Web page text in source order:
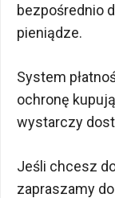
bezpośrednio
pieniądze.
System
ochronę
wystarczy
Jeśli chcesz
zapraszamy